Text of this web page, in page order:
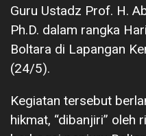
Guru Ustadz Prof. H.
Ph.D. dalam rangka
Boltara di Lapangan
(24/5).
Kegiatan tersebut
hikmat, “dibanjiri” oleh